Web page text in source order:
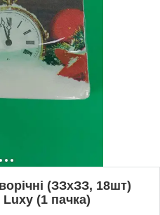
(ЗЗхЗЗ, 18шт)
(1 пачка)